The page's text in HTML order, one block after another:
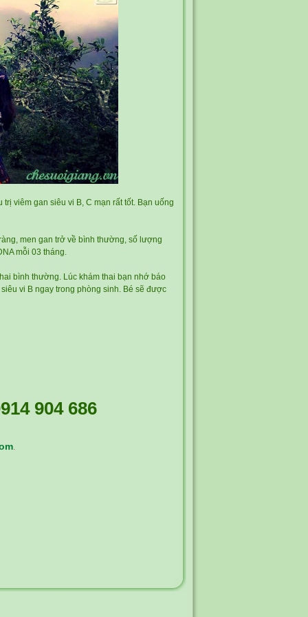
viêm gan siêu vi B, C mạn rất tốt. Bạn uống
men gan trở về bình thường, số lượng
mỗi 03 tháng.
bình thường. Lúc khám thai bạn nhớ báo
vi B ngay trong phòng sinh. Bé sẽ được
904 686
.